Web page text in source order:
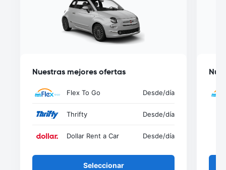
Nuestras mejores ofertas
Flex To Go Desde/día
Thrifty Desde/día
Dollar Rent a Car Desde/día
Seleccionar